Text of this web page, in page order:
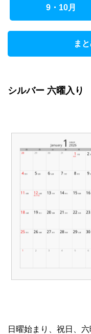
9・10月
ま
シルバー 六曜入り
日曜始まり、祝日、六